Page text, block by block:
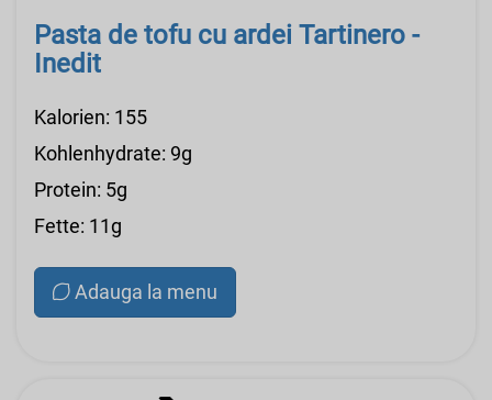
Pasta de tofu cu ardei Tartinero -
Inedit
Kalorien: 155
Kohlenhydrate: 9g
Protein: 5g
Fette: 11g
Adauga la menu